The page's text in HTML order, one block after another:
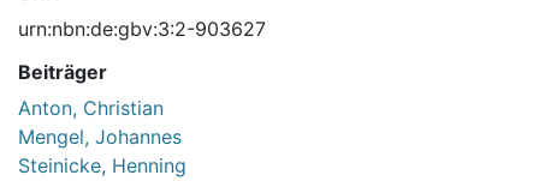
urn:nbn:de:gbv:3:2-903627
Beiträger
Anton, Christian
Mengel, Johannes
Steinicke, Henning